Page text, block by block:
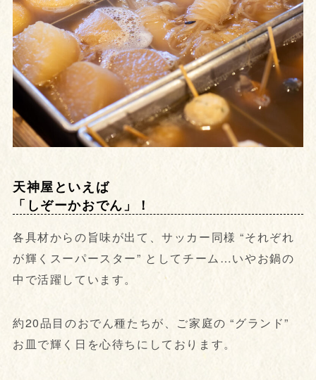
天神屋といえば
「しぞーかおでん」！
各具材からの旨味が出て、サッカー同様 “それぞれ
が輝くスーパースター” としてチーム…いやお鍋の
中で活躍しています。
約20品目のおでん種たちが、ご家庭の “グランド”
お皿で輝く日を心待ちにしております。